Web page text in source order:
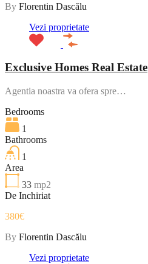
By Florentin Dascălu
Vezi proprietate
Exclusive Homes Real Estate
Agentia noastra va ofera spre…
Bedrooms
1
Bathrooms
1
Area
33 mp2
De Inchiriat
380€
By Florentin Dascălu
Vezi proprietate